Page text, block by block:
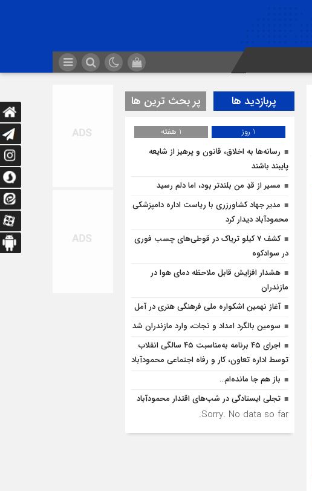
پربازدید ها پر بحث ترین ها
1 روز
1 هفته
رسانه‌ها به اخلاق، قانون و پرهیز از شایعه
پایبند باشند
مسیر از قدِ من بلندتر بود، اما دلم رسید
مدیر جهاد کشاورزری با ریاست اداره دامپزشکی
محمودآباد دیدار کرد
کشف 7 کیلو تریاک در قوطی‌‌های چسب فوری
در سوادکوه
هشدار افزایش قابل ملاحظه دمای هوا در
مازندران
آغاز نهمین اشکواره ملی فرهنگی هنری در آمل
سومین بالگرد امداد و نجات، وارد مازندران شد
اجرای ۴۵ برنامه به‌مناسبت ۴۵ سالگی انقلاب
توسط اداره تعاون، کار و رفاه اجتماعی محمودآباد
باز هم جا مانده‌ام…
تجلی ایستادگی در شب‌های اقتدار محمودآباد
Sorry. No data so far.